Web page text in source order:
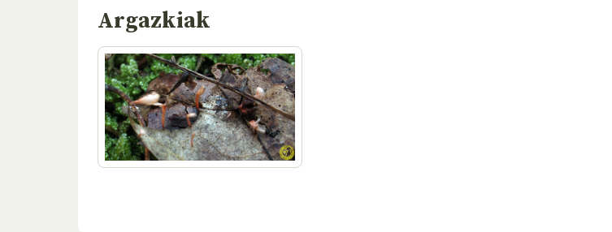
Argazkiak